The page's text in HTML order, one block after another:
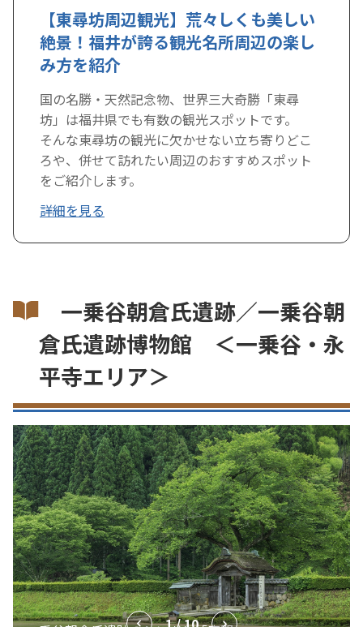
【東尋坊周辺観光】荒々しくも美しい
絶景！福井が誇る観光名所周辺の楽し
み方を紹介
国の名勝・天然記念物、世界三大奇勝「東尋
坊」は福井県でも有数の観光スポットです。
そんな東尋坊の観光に欠かせない立ち寄りどこ
ろや、併せて訪れたい周辺のおすすめスポット
をご紹介します。
詳細を見る
一乗谷朝倉氏遺跡／一乗谷朝
倉氏遺跡博物館 ＜一乗谷・永
平寺エリア＞